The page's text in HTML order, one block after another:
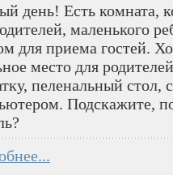
день! Есть комната,
маленького
для приема гостей.
место для
пеленальный стол,
Подскажите,